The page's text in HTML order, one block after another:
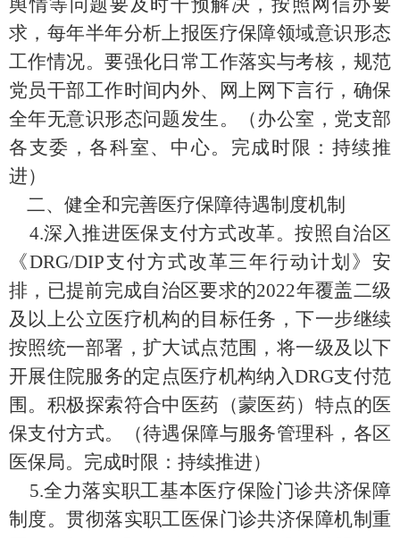
舆情等问题要及时干预解决，按照网信办要
求，每年半年分析上报医疗保障领域意识形态
工作情况。要强化日常工作落实与考核，规范
党员干部工作时间内外、网上网下言行，确保
全年无意识形态问题发生。（办公室，党支部
各支委，各科室、中心。完成时限：持续推
进）
二、健全和完善医疗保障待遇制度机制
4.深入推进医保支付方式改革。按照自治区
《DRG/DIP支付方式改革三年行动计划》安
排，已提前完成自治区要求的2022年覆盖二级
及以上公立医疗机构的目标任务，下一步继续
按照统一部署，扩大试点范围，将一级及以下
开展住院服务的定点医疗机构纳入DRG支付范
围 。积极探索符合中医药（蒙医药）特点的医
保支付方式。
（待遇保障与服务管理科，各区
医保局。完成时限： 持续推进）
5.全力落实职工基本医疗保险门诊共济保障
制度。贯彻落实职工医保门诊共济保障机制重